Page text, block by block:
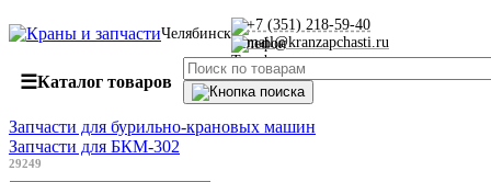
Челябинск
+7 (351) 218-59-40
mail@kranzapchasti.ru
☰Каталог товаров
Запчасти для бурильно-крановых машин
Запчасти для БКМ-302
29249